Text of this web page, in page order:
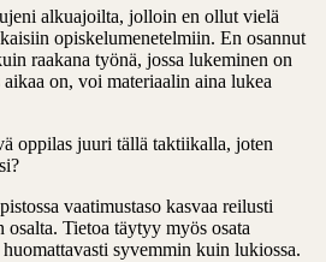
alkuajoilta, jolloin en ollut vielä
opiskelumenetelmiin. En osannut
raakana työnä, jossa lukeminen on
on, voi materiaalin aina lukea
oppilas juuri tällä taktiikalla, joten
vaatimustaso kasvaa reilusti
osalta. Tietoa täytyy myös osata
syvemmin kuin lukiossa.